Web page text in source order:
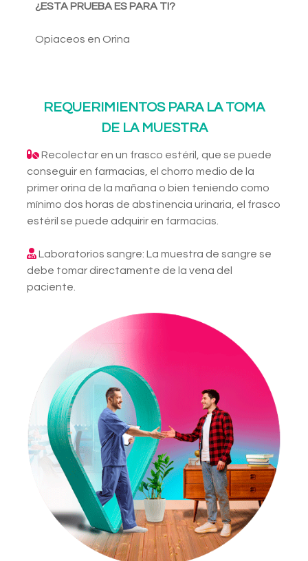
¿ESTA PRUEBA ES PARA TI?
Opiaceos en Orina
REQUERIMIENTOS PARA LA TOMA
DE LA MUESTRA
Recolectar en un frasco estéril, que se puede
conseguir en farmacias, el chorro medio de la
primer orina de la mañana o bien teniendo como
mínimo dos horas de abstinencia urinaria, el frasco
estéril se puede adquirir en farmacias.
Laboratorios sangre: La muestra de sangre se
debe tomar directamente de la vena del
paciente.